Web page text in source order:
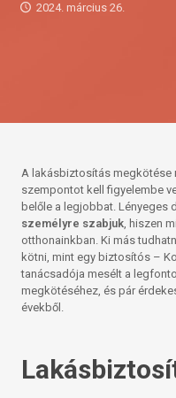
2024. március 26.
A lakásbiztosítás megkötése
szempontot kell figyelembe
belőle a legjobbat. Lényeges
személyre szabjuk, hiszen
otthonainkban. Ki más
kötni, mint egy biztosítós –
tanácsadója mesélt a
megkötéséhez, és pár
évekből.